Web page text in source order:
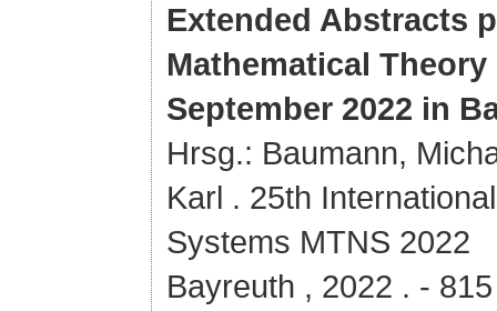
Extended Abstracts
Mathematical
September 2022 in
Hrsg.: Baumann,
Karl . 25th
Systems MTNS 2022
Bayreuth , 2022 . -